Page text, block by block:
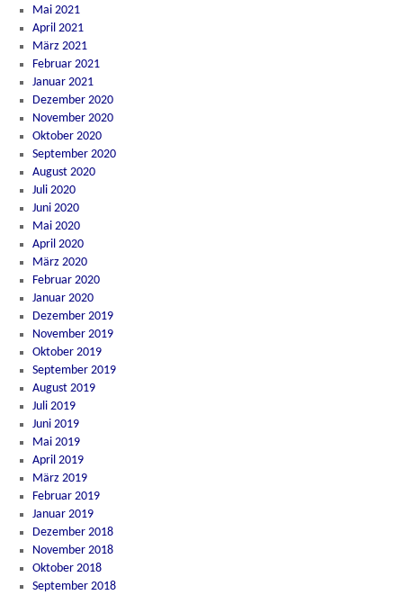
Mai 2021
April 2021
März 2021
Februar 2021
Januar 2021
Dezember 2020
November 2020
Oktober 2020
September 2020
August 2020
Juli 2020
Juni 2020
Mai 2020
April 2020
März 2020
Februar 2020
Januar 2020
Dezember 2019
November 2019
Oktober 2019
September 2019
August 2019
Juli 2019
Juni 2019
Mai 2019
April 2019
März 2019
Februar 2019
Januar 2019
Dezember 2018
November 2018
Oktober 2018
September 2018